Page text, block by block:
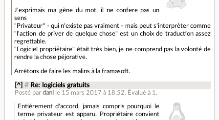
J'exprimais ma gène du mot, il ne confere pas un
sens
"Privateur" - qui n'existe pas vraiment - mais peut s'interprèter comme
"l'action de priver de quelque chose" est un choix de traduction assez
regrettable.
"Logiciel propriétaire" était très bien, je ne comprend pas la volonté de
rendre la chose péjorative.
Arrêtons de faire les malins à la framasoft.
[^] # Re: logiciels gratuits
Posté par dani le 15 mars 2017 à 18:52. Évalué à 1 .
Entièrement d'accord, jamais compris pourquoi le
terme privateur est apparu. Propriétaire convient